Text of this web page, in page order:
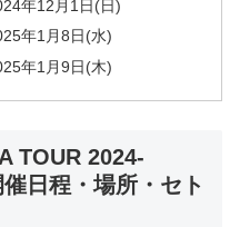
年12月1日(日)
年1月8日(水)
年1月9日(木)
TOUR 2024-
日程・場所・セト